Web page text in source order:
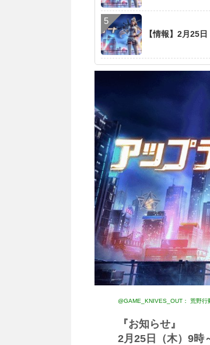
【情報】2月25
@GAME_KNIVES_OUT： 荒野行
『お知らせ』
2月25日（木）9時